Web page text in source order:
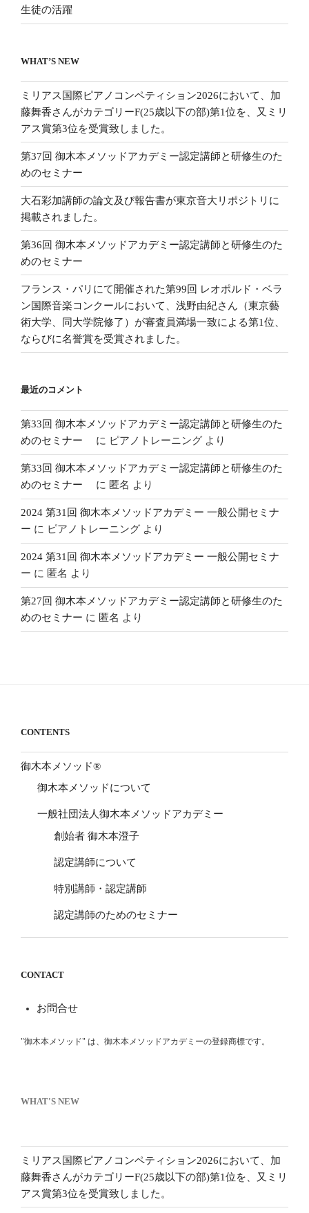
生徒の活躍
WHAT’S NEW
ミリアス国際ピアノコンペティション2026において、加
藤舞香さんがカテゴリーF(25歳以下の部)第1位を、又ミリ
アス賞第3位を受賞致しました。
第37回 御木本メソッドアカデミー認定講師と研修生のた
めのセミナー
大石彩加講師の論文及び報告書が東京音大リポジトリに
掲載されました。
第36回 御木本メソッドアカデミー認定講師と研修生のた
めのセミナー
フランス・パリにて開催された第99回 レオポルド・ベラ
ン国際音楽コンクールにおいて、浅野由紀さん（東京藝
術大学、同大学院修了）が審査員満場一致による第1位、
ならびに名誉賞を受賞されました。
最近のコメント
第33回 御木本メソッドアカデミー認定講師と研修生のた
めのセミナー
に ピアノトレーニング より
第33回 御木本メソッドアカデミー認定講師と研修生のた
めのセミナー
に 匿名 より
2024 第31回 御木本メソッドアカデミー 一般公開セミナ
ー に ピアノトレーニング より
2024 第31回 御木本メソッドアカデミー 一般公開セミナ
ー に 匿名 より
第27回 御木本メソッドアカデミー認定講師と研修生のた
めのセミナー に 匿名 より
CONTENTS
御木本メソッド®
御木本メソッドについて
一般社団法人御木本メソッドアカデミー
創始者 御木本澄子
認定講師について
特別講師・認定講師
認定講師のためのセミナー
CONTACT
お問合せ
"御木本メソッド" は、御木本メソッドアカデミーの登録商標です。
WHAT'S NEW
ミリアス国際ピアノコンペティション2026において、加
藤舞香さんがカテゴリーF(25歳以下の部)第1位を、又ミリ
アス賞第3位を受賞致しました。